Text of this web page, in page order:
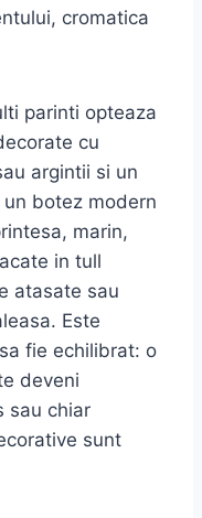
cromatica
parinti opteaza
cu
argintii si un
botez modern
marin,
in tull
atasate sau
Este
fie echilibrat: o
deveni
sau chiar
sunt